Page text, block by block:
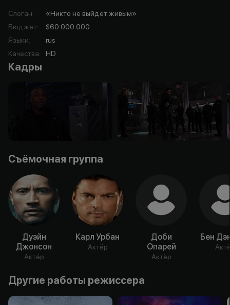
Слоган:
«Никто не выйдет живым»
Бюджет:
$60 000 000
Языки:
rus
Качества: HD
Кадры
Съёмочная группа
Дуэйн
Джонсон
Актёр
Карл Урбан
Актёр
Доби
Опарей
Актёр
Бен
Другие работы режиссера